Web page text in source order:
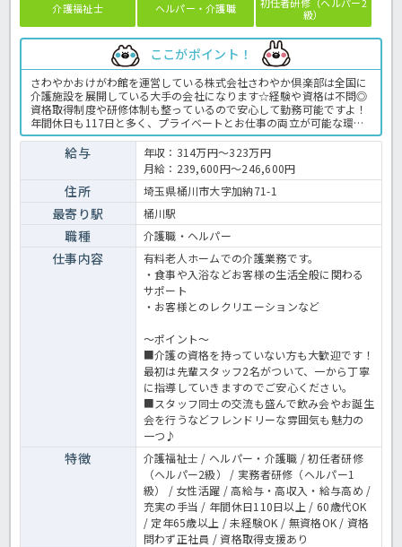
介護福祉士 ヘルパー・介護職
級）
ここがポイント！
さわやかおけがわ館を運営している株式会社さわやか倶楽部は全国に
介護施設を展開している大手の会社になります☆経験や資格は不問◎
資格取得制度や研修体制も整っているので安心して勤務可能ですよ！
年間休日も117日と多く、プライベートとお仕事の両立が可能な環境
になります☆定年が65歳で長く勤務することも可能で、65歳以降も条
件面は変わらずに働けるので安心の職場です〇求人が気になる方は是
非ほっ介護までお問い合わせください！有料老人ホームでの介護業務
全般です。＜介護職 正職員 有料老人ホームの求人＞
給与
年収：314万円～323万円
月給：239,600円～246,600円
住所 埼玉県桶川市大字加納71-1
最寄り駅 桶川駅
職種 介護職・ヘルパー
仕事内容
有料老人ホームでの介護業務です。
・食事や入浴などお客様の生活全般に関わる
サポート
・お客様とのレクリエーションなど
～ポイント～
■介護の資格を持っていない方も大歓迎です！
最初は先輩スタッフ2名がついて、一から丁寧
に指導していきますのでご安心ください。
■スタッフ同士の交流も盛んで飲み会やお誕生
会を行うなどフレンドリーな雰囲気も魅力の
一つ♪
特徴
介護福祉士 / ヘルパー・介護職 / 初任者研修
（ヘルパー2級） / 実務者研修（ヘルパー1
級） / 女性活躍 / 高給与・高収入・給与高め /
充実の手当 / 年間休日110日以上 / 60歳代OK
/ 定年65歳以上 / 未経験OK / 無資格OK / 資格
問わず正社員 / 資格取得支援あり